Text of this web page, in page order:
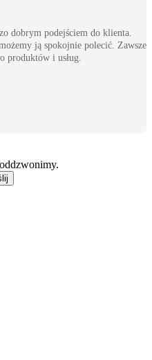
dobrym podejściem do klienta.
ją spokojnie polecić. Zawsze
produktów i usług.